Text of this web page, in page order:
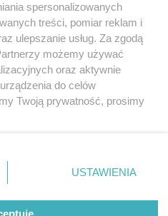
w Kolejach
regulamin korzystania z portali
Skontakuj sięz nami
Kontakt
Wydawca
Redakcja
spersonalizowanych
treści, pomiar reklam i
ulepszanie usług. Za zgodą
możemy używać
oraz aktywnie
do celów
Twoją prywatność, prosimy
lewym dolnym rogu strony
danych nie wymagają
prawo sprzeciwić się
będą miały
USTAWIENIA